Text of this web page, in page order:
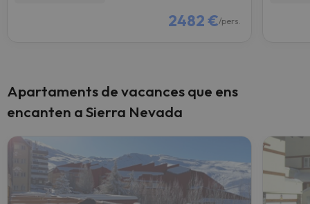
2482 €/pers.
Apartaments de vacances que ens
encanten a Sierra Nevada